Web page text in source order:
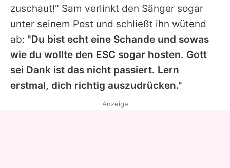
zuschaut!" Sam verlinkt den Sänger sogar
unter seinem Post und schließt ihn wütend
ab: "Du bist echt eine Schande und sowas
wie du wollte den ESC sogar hosten. Gott
sei Dank ist das nicht passiert. Lern
erstmal, dich richtig auszudrücken."
Anzeige